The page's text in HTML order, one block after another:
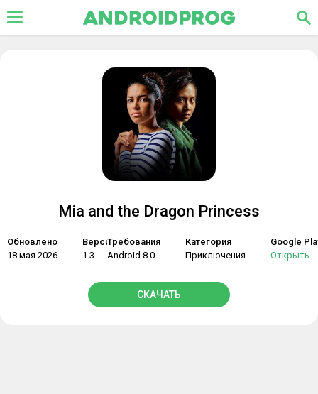
Mia and the Dragon Princess
Обновлено
18 мая 2026
Версия
1.3
Требования
Android 8.0
Категория
Приключения
Google
Открыть
СКАЧАТЬ